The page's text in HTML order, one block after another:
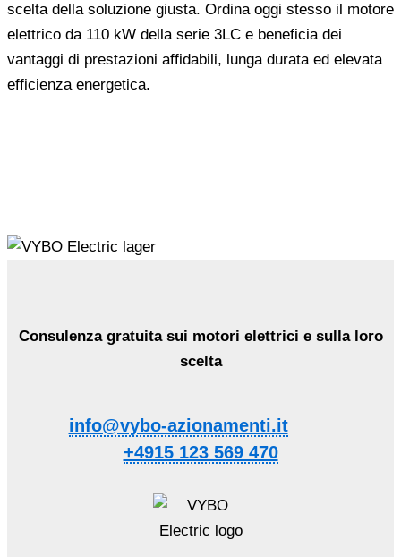
scelta della soluzione giusta. Ordina oggi stesso il motore
elettrico da 110 kW della serie 3LC e beneficia dei
vantaggi di prestazioni affidabili, lunga durata ed elevata
efficienza energetica.
Consulenza gratuita sui motori elettrici e sulla loro
scelta
info@vybo-azionamenti.it
+4915 123 569 470